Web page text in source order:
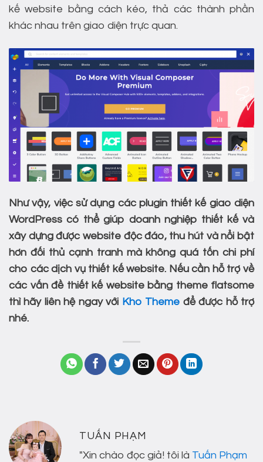
kế website bằng cách kéo, thả các thành phần
khác nhau trên giao diện trực quan.
Như vậy, việc sử dụng các plugin thiết kế giao diện
WordPress có thể giúp doanh nghiệp thiết kế và
xây dựng được website độc đáo, thu hút và nổi bật
hơn đối thủ cạnh tranh mà không quá tốn chi phí
cho các dịch vụ thiết kế website. Nếu cần hỗ trợ về
các vấn đề thiết kế website bằng theme flatsome
thì hãy liên hệ ngay với Kho Theme để được hỗ trợ
nhé.
TUẤN PHẠM
"Xin chào đọc giả! tôi là Tuấn Phạm